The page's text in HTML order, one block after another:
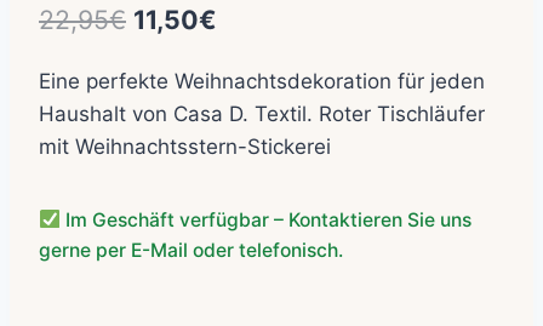
22,95€ Ursprünglicher
war:
22,95€
11,50€
ist:
11,50€.
Eine perfekte Weihnachtsdekoration für jeden
Haushalt von Casa D. Textil. Roter Tischläufer
mit Weihnachtsstern-Stickerei
Im Geschäft verfügbar – Kontaktieren Sie uns
gerne per E-Mail oder telefonisch.